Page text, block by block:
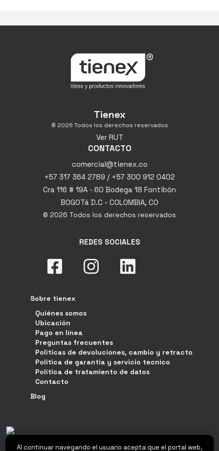
Tienex
© 2026 Todos los derechos reservados
Ver RUT
CONTACTO
comercial@tienex.co
+57 317 364 2789 / +57 300 912 0402
Cra 116 # 19A - 60 Bodega 18 Fontibón
BOGOTá D.C - COLOMBIA, CO
© 2026 Todos los derechos reservados
REDES SOCIALES
Sobre tienex
Quiénes somos
Ubicación
Pago en línea
Preguntas frecuentes
Políticas de devoluciones, cambio y retracto
Politica de garantia y servicio tecnico
Política de tratamiento de datos
Contacto
Blog
Al continuar navegando el usuario acepta que el portal web,